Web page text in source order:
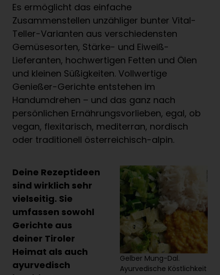
Es ermöglicht das einfache
Zusammenstellen unzähliger bunter Vital-
Teller-Varianten aus verschiedensten
Gemüsesorten, Stärke- und Eiweiß-
Lieferanten, hochwertigen Fetten und Ölen
und kleinen Süßigkeiten. Vollwertige
Genießer-Gerichte entstehen im
Handumdrehen – und das ganz nach
persönlichen Ernährungsvorlieben, egal, ob
vegan, flexitarisch, mediterran, nordisch
oder traditionell österreichisch-alpin.
Deine Rezeptideen
sind wirklich sehr
vielseitig. Sie
umfassen sowohl
Gerichte aus
deiner Tiroler
Heimat als auch
ayurvedisch
Gelber Mung-Dal.
Ayurvedische Köstlichkeit